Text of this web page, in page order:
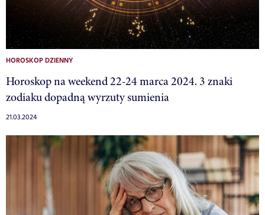
HOROSKOP DZIENNY
Horoskop na weekend 22-24 marca 2024. 3 znaki
zodiaku dopadną wyrzuty sumienia
21.03.2024